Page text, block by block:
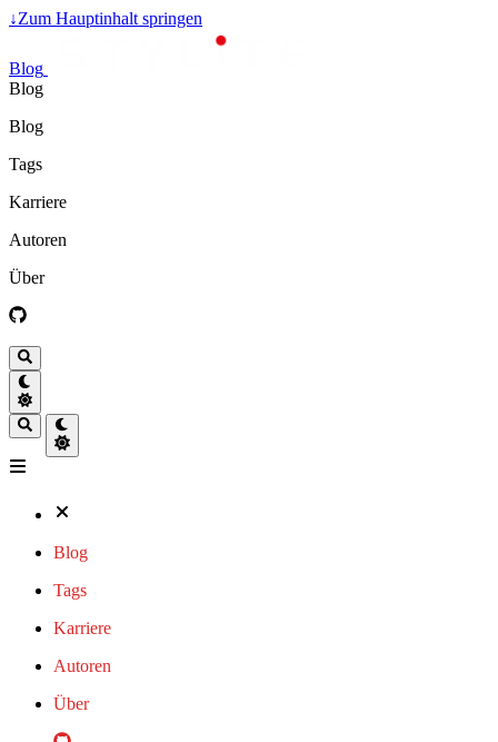
↓Zum Hauptinhalt springen
Blog
Blog
Blog
Tags
Karriere
Autoren
Über
Blog
Tags
Karriere
Autoren
Über